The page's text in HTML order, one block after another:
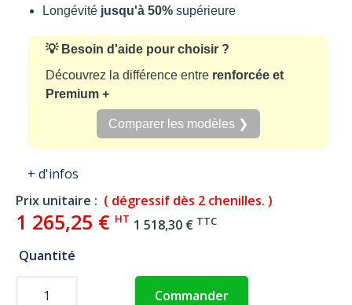
Longévité jusqu'à 50% supérieure
💡 Besoin d'aide pour choisir ?
Découvrez la différence entre renforcée et
Premium +
Comparer les modèles ❯
+ d'infos
Prix unitaire : ( dégressif dès 2 chenilles. )
1 265,25 € HT 1 518,30 € TTC
Quantité
Commander